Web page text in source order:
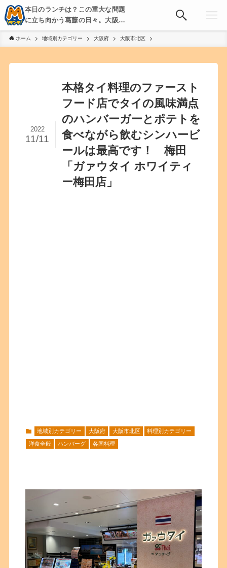
本日のランチは？この重大な問題
に立ち向かう葛藤の日々。大阪・
京都・神戸を中心とした食べ歩
き、飲み歩きを綴る。
ホーム 地域別カテゴリー 大阪府 大阪市北区
本格タイ料理のファースト
フード店でタイの風味満点
のハンバーガーとポテトを
食べながら飲むシンハービ
ールは最高です！ 梅田
「ガァウタイ ホワイティ
ー梅田店」
2022
11/11
地域別カテゴリー 大阪府 大阪市北区 料理別カテゴリー
洋食全般 ハンバーグ 各国料理